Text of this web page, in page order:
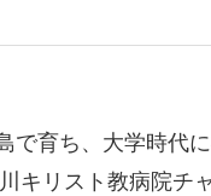
で育ち、大学時代
キリスト教病院